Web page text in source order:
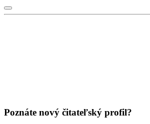
Poznáte nový čitateľský profil?